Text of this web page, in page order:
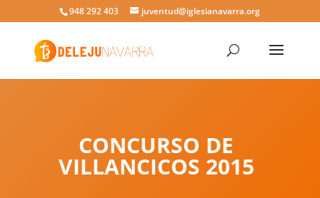
948 292 403 juventud@iglesianavarra.org
CONCURSO DE
VILLANCICOS 2015